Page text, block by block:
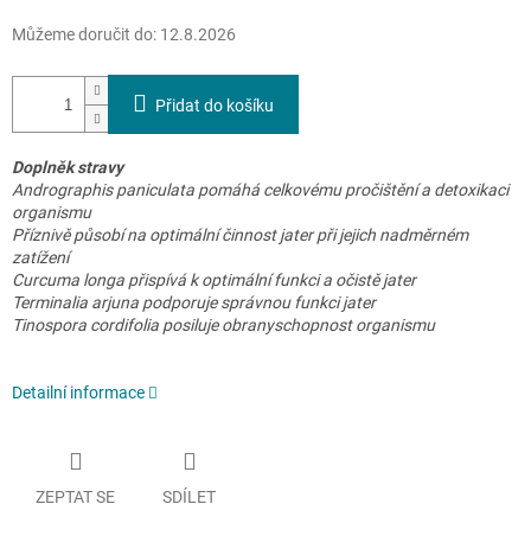
Můžeme doručit do: 12.8.2026
Přidat do košíku
Doplněk stravy
Andrographis paniculata pomáhá celkovému pročištění a detoxikaci
organismu
Příznivě působí na optimální činnost jater při jejich nadměrném
zatížení
Curcuma longa přispívá k optimální funkci a očistě jater
Terminalia arjuna podporuje správnou funkci jater
Tinospora cordifolia posiluje obranyschopnost organismu
Detailní informace
ZEPTAT SE SDÍLET